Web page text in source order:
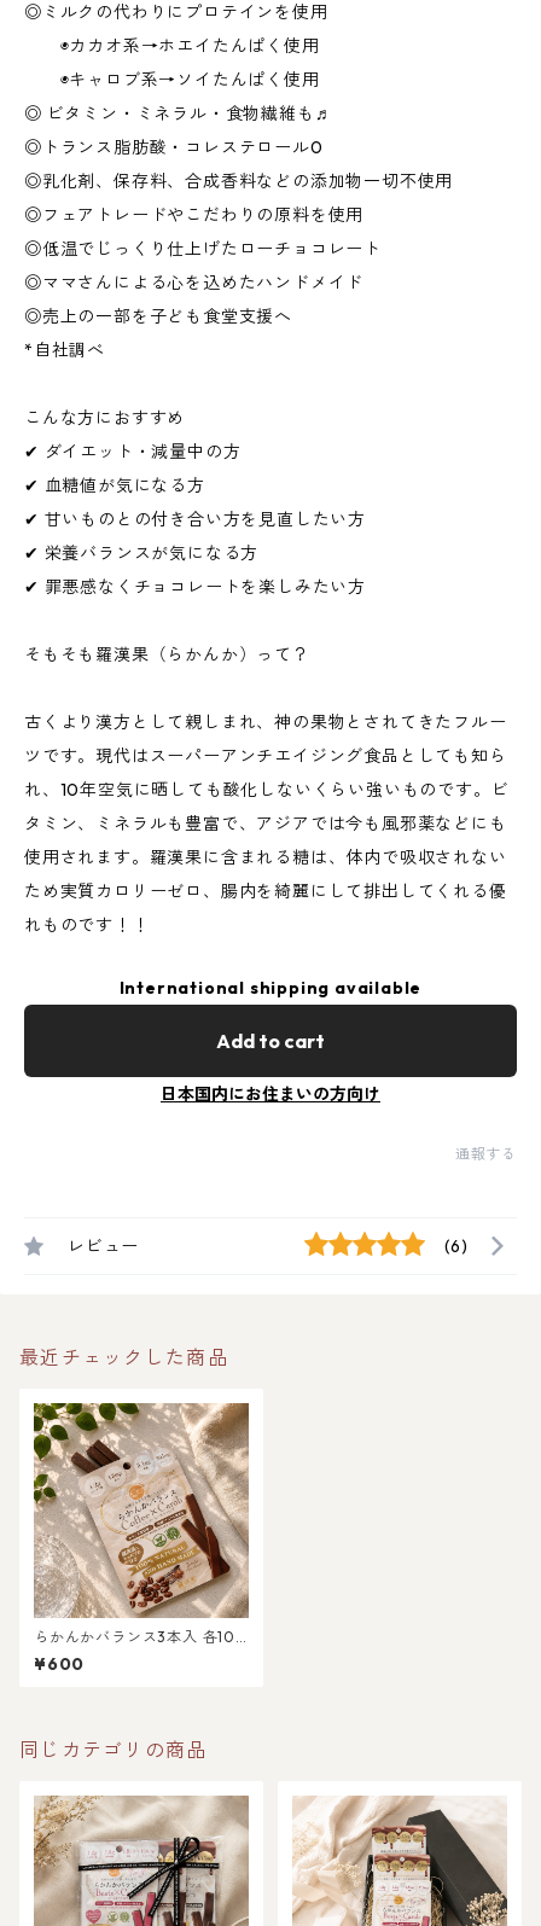
◎ミルクの代わりにプロテインを使用
◉カカオ系→ホエイたんぱく使用
◉キャロブ系→ソイたんぱく使用
◎ ビタミン・ミネラル・食物繊維も♬
◎トランス脂肪酸・コレステロール0
◎乳化剤、保存料、合成香料などの添加物一切不使用
◎フェアトレードやこだわりの原料を使用
◎低温でじっくり仕上げたローチョコレート
◎ママさんによる心を込めたハンドメイド
◎売上の一部を子ども食堂支援へ
*自社調べ
こんな方におすすめ
✔ ダイエット・減量中の方
✔ 血糖値が気になる方
✔ 甘いものとの付き合い方を見直したい方
✔ 栄養バランスが気になる方
✔ 罪悪感なくチョコレートを楽しみたい方
そもそも羅漢果（らかんか）って？
古くより漢方として親しまれ、神の果物とされてきたフルー
ツです。現代はスーパーアンチエイジング食品としても知ら
れ、10年空気に晒しても酸化しないくらい強いものです。ビ
タミン、ミネラルも豊富で、アジアでは今も風邪薬などにも
使用されます。羅漢果に含まれる糖は、体内で吸収されない
ため実質カロリーゼロ、腸内を綺麗にして排出してくれる優
れものです！！
International shipping available
Add to cart
日本国内にお住まいの方向け
通報する
レビュー (6)
最近チェックした商品
らかんかバランス3本入 各10
種
¥600
同じカテゴリの商品